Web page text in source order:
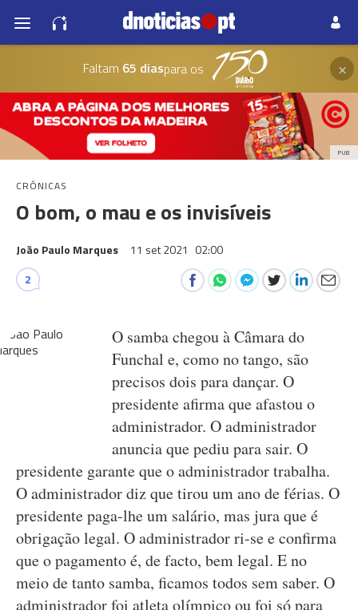
Faltam 65 diaspara os ×
PUB
CRÓNICAS
O bom, o mau e os invisíveis
João Paulo Marques 11 set 2021 02:00
2
O samba chegou à Câmara do
Funchal e, como no tango, são
precisos dois para dançar. O
presidente afirma que afastou o
administrador. O administrador
anuncia que pediu para sair. O
presidente garante que o administrador trabalha.
O administrador diz que tirou um ano de férias. O
presidente paga-lhe um salário, mas jura que é
obrigação legal. O administrador ri-se e confirma
que o pagamento é, de facto, bem legal. E no
meio de tanto samba, ficamos todos sem saber. O
administrador foi atleta olímpico ou foi só para